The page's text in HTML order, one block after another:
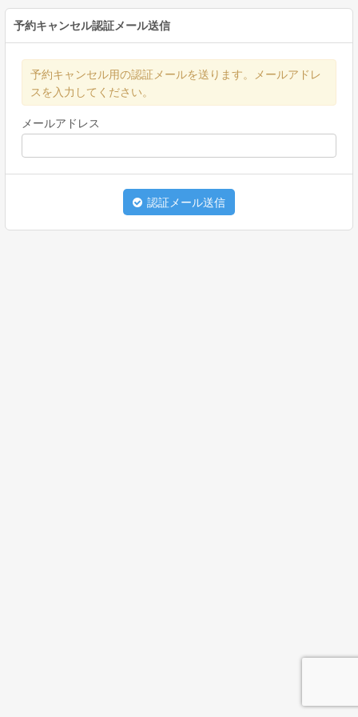
予約キャンセル認証メール送信
予約キャンセル用の認証メールを送ります。メールアドレ
スを入力してください。
メールアドレス
認証メール送信